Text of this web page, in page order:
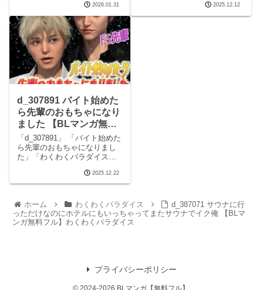
クルわくわくパラダイスのエ
ロマンガです。 完全版はこち
らd_312507 俺のかわいいペッ
トを可愛がってあげた話の見
どころシ
2026.01.31
サークルわくわくパラダイス
のエロマンガです。 完全版は
2025.12.12
d_307891 バイト始めた
ら先輩のおもちゃになり
ました 【BLマンガ無料
フル】わくわくパラダイ
ス
「d_307891」 「バイト始めた
ら先輩のおもちゃになりまし
た」「わくわくパラダイス」
クルわくわくパラダイスのエ
ロマンガです。 完全版はこち
輩のおもちゃになりましたの
見どこ
2025.12.22
ホーム わくわくパラダイス
d_387071 サウナに行
っただけなのにホテルにもいっちゃってまたサウナでイク俺 【BLマ
ンガ無料フル】わくわくパラダイス
プライバシーポリシー
© 2024-2026 BLマンガ【無料フル】.